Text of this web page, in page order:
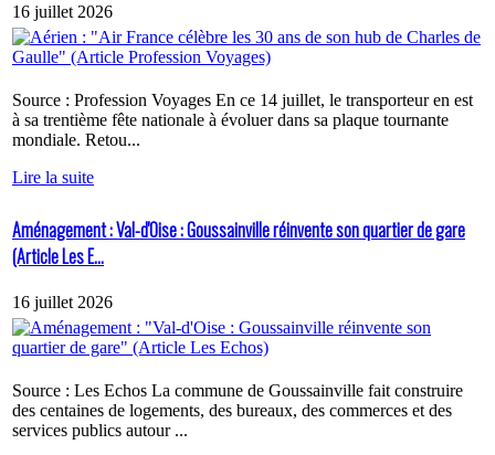
16 juillet 2026
Source : Profession Voyages En ce 14 juillet, le transporteur en est
à sa trentième fête nationale à évoluer dans sa plaque tournante
mondiale. Retou...
Lire la suite
Aménagement : Val-d'Oise : Goussainville réinvente son quartier de gare
(Article Les E...
16 juillet 2026
Source : Les Echos La commune de Goussainville fait construire
des centaines de logements, des bureaux, des commerces et des
services publics autour ...